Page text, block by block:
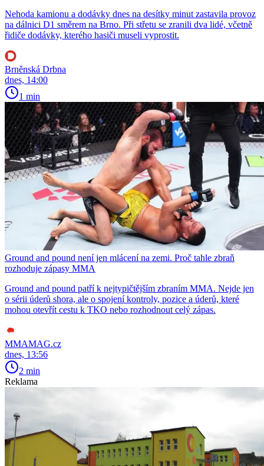
Nehoda kamionu a dodávky dnes na desítky minut zastavila provoz
na dálnici D1 směrem na Brno. Při střetu se zranili dva lidé, včetně
řidiče dodávky, kterého hasiči museli vyprostit.
Brněnská Drbna
dnes, 14:00
1 min
Ground and pound není jen mlácení na zemi. Proč tahle zbraň
rozhoduje zápasy MMA
Ground and pound patří k nejtypičtějším zbraním MMA. Nejde jen
o sérii úderů shora, ale o spojení kontroly, pozice a úderů, které
mohou otevřít cestu k TKO nebo rozhodnout celý zápas.
MMAMAG.cz
dnes, 13:56
2 min
Reklama